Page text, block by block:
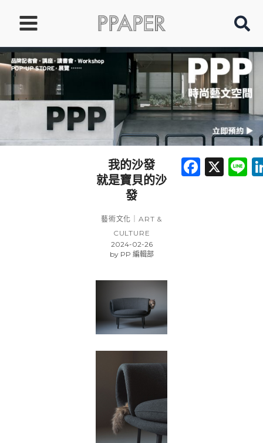
要
內
我的沙發
就是寶貝的沙
發
藝術文化｜ART &
CULTURE
2024-02-26
byPP 編輯部
X